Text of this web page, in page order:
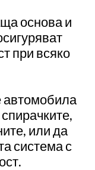
основа и
при всяко
автомобила
или да
система с